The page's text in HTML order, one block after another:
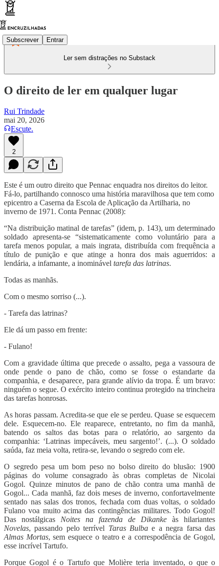
Subscrever Entrar
Ler sem distrações no Substack
O direito de ler em qualquer lugar
Rui Trindade
mai 20, 2026
Escute.
2
Este é um outro direito que Pennac enquadra nos direitos do leitor.
Fá-lo, partilhando connosco uma história maravilhosa que tem como
epicentro a Caserna da Escola de Aplicação da Artilharia, no
inverno de 1971. Conta Pennac (2008):
“Na distribuição matinal de tarefas” (idem, p. 143), um determinado
soldado apresenta-se “sistematicamente como voluntário para a
tarefa menos popular, a mais ingrata, distribuída com frequência a
título de punição e que atinge a honra dos mais aguerridos: a
lendária, a infamante, a inominável tarefa das latrinas.
Todas as manhãs.
Com o mesmo sorriso (...).
- Tarefa das latrinas?
Ele dá um passo em frente:
- Fulano!
Com a gravidade última que precede o assalto, pega a vassoura de
onde pende o pano de chão, como se fosse o estandarte da
companhia, e desaparece, para grande alívio da tropa. É um bravo:
ninguém o segue. O exército inteiro continua protegido na trincheira
das tarefas honrosas.
As horas passam. Acredita-se que ele se perdeu. Quase se esquecem
dele. Esquecem-no. Ele reaparece, entretanto, no fim da manhã,
batendo os saltos das botas para o relatório, ao sargento da
companhia: ‘Latrinas impecáveis, meu sargento!’. (...). O soldado
saúda, faz meia volta, retira-se, levando o segredo com ele.
O segredo pesa um bom peso no bolso direito do blusão: 1900
páginas do volume consagrado às obras completas de Nicolai
Gogol. Quinze minutos de pano de chão contra uma manhã de
Gogol... Cada manhã, faz dois meses de inverno, confortavelmente
sentado nas salas dos tronos, fechada com duas voltas, o soldado
Fulano voa muito acima das contingências militares. Todo Gogol!
Das nostálgicas Noites na fazenda de Dikanke às hilariantes
Novelas, passando pelo terrível Taras Bulba e a negra farsa das
Almas Mortas, sem esquece o teatro e a correspodência de Gogol,
esse incrível Tartufo.
Porque Gogol é o Tartufo que Molière teria inventado, o que o